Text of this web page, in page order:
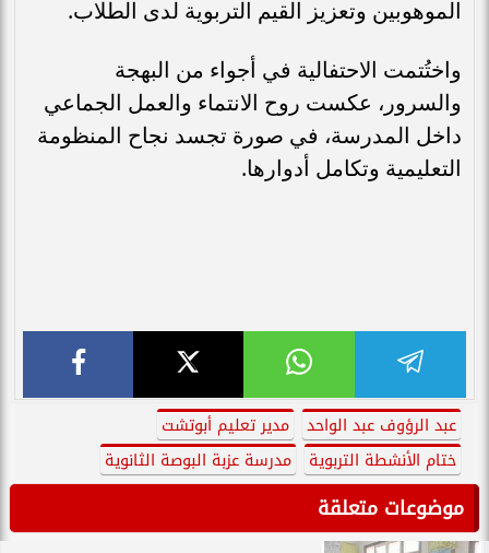
الموهوبين وتعزيز القيم التربوية لدى الطلاب.
واختُتمت الاحتفالية في أجواء من البهجة
والسرور، عكست روح الانتماء والعمل الجماعي
داخل المدرسة، في صورة تجسد نجاح المنظومة
التعليمية وتكامل أدوارها.
عبد الرؤوف عبد الواحد
مدير تعليم أبوتشت
ختام الأنشطة التربوية
مدرسة عزبة البوصة الثانوية
موضوعات متعلقة